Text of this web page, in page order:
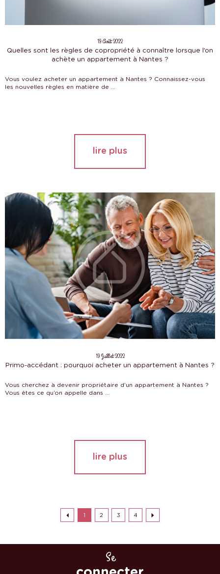
19 Août 2022
Quelles sont les règles de copropriété à connaître lorsque l’on
achète un appartement à Nantes ?
Vous voulez acheter un appartement à Nantes ? Connaissez-vous
les nouvelles règles en matière de ...
lire plus
19 Juillet 2022
Primo-accédant : pourquoi acheter un appartement à Nantes ?
Vous cherchez à devenir propriétaire d’un appartement à Nantes ?
Vous êtes ce qu’on appelle dans ...
lire plus
1 2 3 4
Se